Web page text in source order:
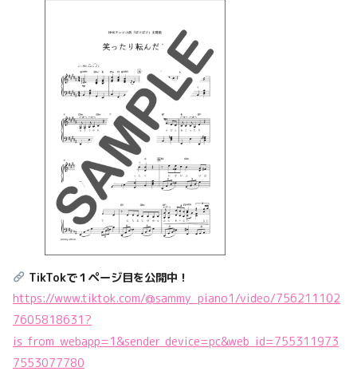
TikTokで１ページ目を公開中！
https://www.tiktok.com/@sammy_piano1/video/756211102
7605818631?
is_from_webapp=1&sender_device=pc&web_id=755311973
7553077780